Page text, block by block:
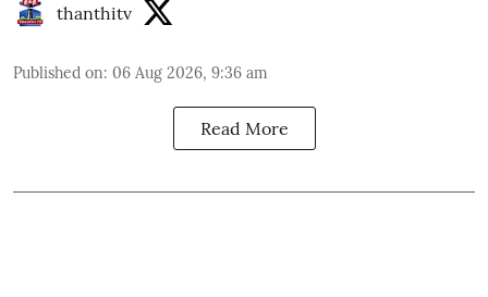
thanthitv
Published on: 06 Aug 2026, 9:36 am
Read More